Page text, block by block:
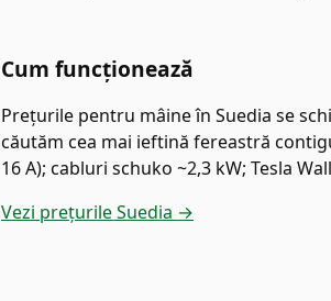
Cum funcționează
Prețurile pentru mâine în Suedia se
căutăm cea mai ieftină fereastră
16 A); cabluri schuko ~2,3 kW; Tesla
Vezi prețurile Suedia →